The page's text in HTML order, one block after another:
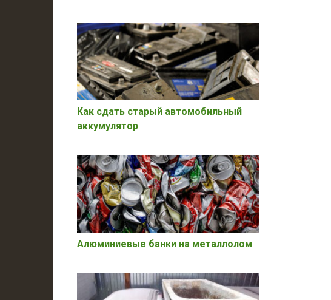
Как сдать старый автомобильный
аккумулятор
Алюминиевые банки на металлолом